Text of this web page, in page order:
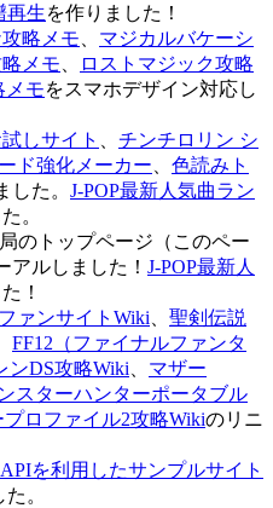
再生を作りました！
略メモ
マジカルバケーシ
メモ
ロストマジック攻略
メモをスマホデザイン対応し
しサイト
チンチロリン シ
ド強化メーカー
色読みト
した。 J-POP最新人気曲ラン
。
のトップページ（このペー
アルしました！ J-POP最新人
！
ァンサイトWiki
聖剣伝説
FF12（ファイナルファンタ
ンDS攻略Wiki
マザー
スターハンターポータブル
ロファイル2攻略Wikiのリニ
を利用したサンプルサイト
。